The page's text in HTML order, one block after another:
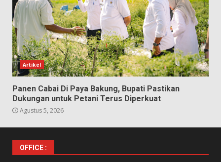
Artikel
Panen Cabai Di Paya Bakung, Bupati Pastikan
Dukungan untuk Petani Terus Diperkuat
Agustus 5, 2026
OFFICE :